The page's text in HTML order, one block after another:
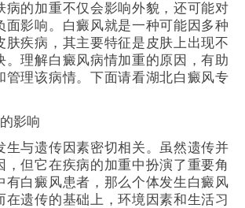
病的加重不仅会影响外貌，还可能对
面影响。白癜风就是一种可能因多种
肤疾病，其主要特征是皮肤上出现不
。理解白癜风病情加重的原因，有助
管理该病情。下面请看湖北白癜风专
影响
与遗传因素密切相关。虽然遗传并
，但它在疾病的加重中扮演了重要角
有白癜风患者，那么个体发生白癜风
在遗传的基础上，环境因素和生活习